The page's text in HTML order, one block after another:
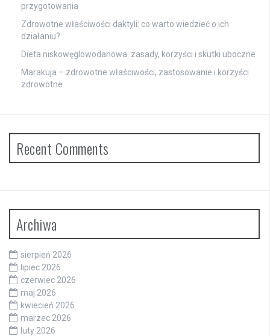
przygotowania
Zdrowotne właściwości daktyli: co warto wiedzieć o ich
działaniu?
Dieta niskowęglowodanowa: zasady, korzyści i skutki uboczne
Marakuja – zdrowotne właściwości, zastosowanie i korzyści
zdrowotne
Recent Comments
Archiwa
sierpień 2026
lipiec 2026
czerwiec 2026
maj 2026
kwiecień 2026
marzec 2026
luty 2026